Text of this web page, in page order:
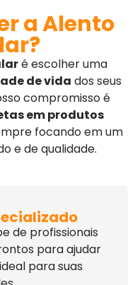
a Alento
é escolher uma
de vida dos seus
compromisso é
em produtos
focando em um
e de qualidade.
de profissionais
para ajudar
para suas